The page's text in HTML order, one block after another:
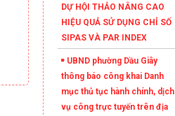
DỰ HỘI THẢO NÂNG CAO
HIỆU QUẢ SỬ DỤNG CHỈ SỐ
SIPAS VÀ PAR INDEX
UBND phường Dầu Giây
thông báo công khai Danh
mục thủ tục hành chính, dịch
vụ công trực tuyến trên địa